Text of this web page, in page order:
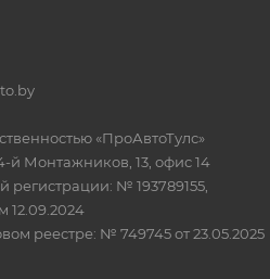
«ПроАвтоТулс»
й Монтажников, 13, офис 14
регистрации: № 193789155,
12.09.2024
реестре: № 749745 от 23.05.2025